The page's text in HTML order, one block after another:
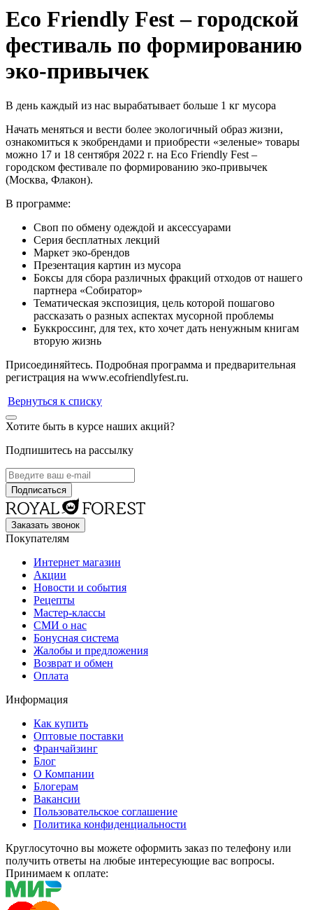
Eco Friendly Fest – городской
фестиваль по формированию
эко-привычек
В день каждый из нас вырабатывает больше 1 кг мусора
Начать меняться и вести более экологичный образ жизни,
ознакомиться к экобрендами и приобрести «зеленые» товары
можно 17 и 18 сентября 2022 г. на Eco Friendly Fest –
городском фестивале по формированию эко-привычек
(Москва, Флакон).
В программе:
Своп по обмену одеждой и аксессуарами
Серия бесплатных лекций
Маркет эко-брендов
Презентация картин из мусора
Боксы для сбора различных фракций отходов от нашего
партнера «Собиратор»
Тематическая экспозиция, цель которой пошагово
рассказать о разных аспектах мусорной проблемы
Буккроссинг, для тех, кто хочет дать ненужным книгам
вторую жизнь
Присоединяйтесь. Подробная программа и предварительная
регистрация на www.ecofriendlyfest.ru.
Вернуться к списку
Хотите быть в курсе наших акций?
Подпишитесь на рассылку
Заказать звонок
Покупателям
Интернет магазин
Акции
Новости и события
Рецепты
Мастер-классы
СМИ о нас
Бонусная система
Жалобы и предложения
Возврат и обмен
Оплата
Информация
Как купить
Оптовые поставки
Франчайзинг
Блог
О Компании
Блогерам
Вакансии
Пользовательское соглашение
Политика конфиденциальности
Круглосуточно вы можете оформить заказ по телефону или
получить ответы на любые интересующие вас вопросы.
Принимаем к оплате: